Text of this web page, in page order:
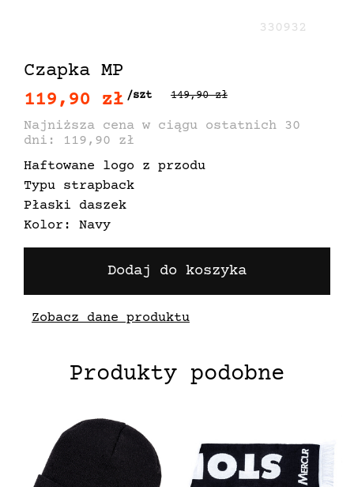
Czapka MP
330932
119,90 zł /szt 149,90 zł
Najniższa cena w ciągu ostatnich 30
dni: 119,90 zł
Haftowane logo z przodu
Typu strapback
Płaski daszek
Kolor: Navy
Dodaj do koszyka
Zobacz dane produktu
Produkty podobne